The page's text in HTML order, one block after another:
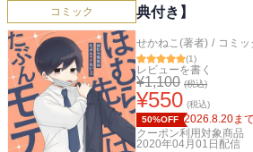
コミック
典付き】
せかねこ(著者) / コミ
(1)
レビューを書く
¥1,100 (税込)
¥550 (税込)
50%OFF 2026.8.20ま
クーポン利用対象商品
2020年04月01日 配信